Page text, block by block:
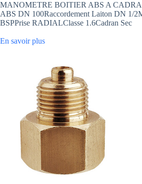
MANOMETRE BOITIER ABS A
ABS DN 100Raccordement Laiton DN 1/
BSPPrise RADIALClasse 1.6Cadran Sec
En savoir plus